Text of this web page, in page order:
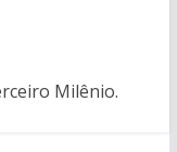
Milênio.